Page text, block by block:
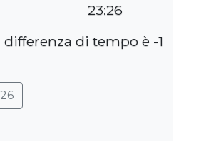
23:26
di tempo è -1